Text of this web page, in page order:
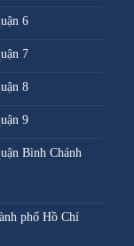
6
7
8
9
Bình Chánh
phố Hồ Chí